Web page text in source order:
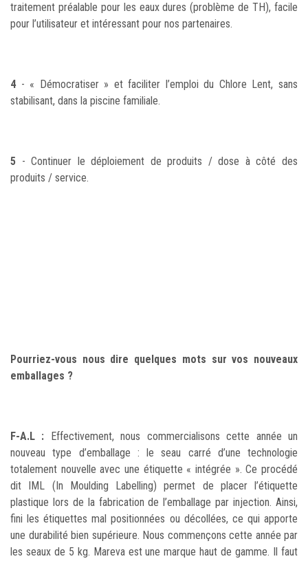
traitement préalable pour les eaux dures (problème de TH), facile
pour l’utilisateur et intéressant pour nos partenaires.
4- « Démocratiser » et faciliter l’emploi du Chlore Lent, sans
stabilisant, dans la piscine familiale.
5 - Continuer le déploiement de produits / dose à côté des
produits / service.
Pourriez-vous nous dire quelques mots sur vos nouveaux
emballages ?
F-A.L : Effectivement, nous commercialisons cette année un
nouveau type d’emballage : le seau carré d’une technologie
totalement nouvelle avec une étiquette « intégrée ». Ce procédé
dit IML (In Moulding Labelling) permet de placer l’étiquette
plastique lors de la fabrication de l’emballage par injection. Ainsi,
fini les étiquettes mal positionnées ou décollées, ce qui apporte
une durabilité bien supérieure. Nous commençons cette année par
les seaux de 5 kg. Mareva est une marque haut de gamme. Il faut